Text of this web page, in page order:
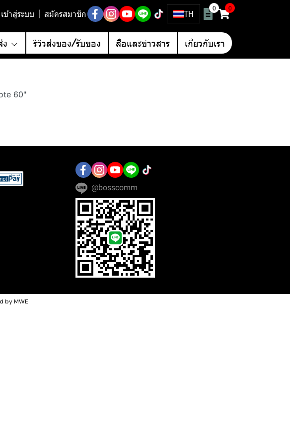
เข้าสู่ระบบ สมัครสมาชิก TH
0 0
รีวิวส่งของ/รับของ สื่อและข่าวสาร เกี่ยวกับเรา
60"
@bosscomm
by MWE